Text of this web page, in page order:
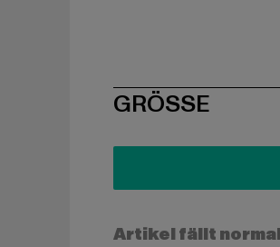
SIZE
GRÖSSE
Artikel fällt